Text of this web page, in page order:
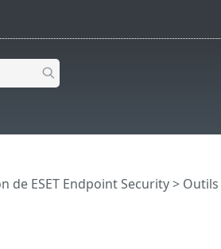
de ESET Endpoint Security> Outils